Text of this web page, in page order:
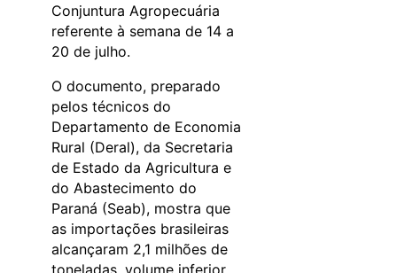
Conjuntura Agropecuária
referente à semana de 14 a
20 de julho.
O documento, preparado
pelos técnicos do
Departamento de Economia
Rural (Deral), da Secretaria
de Estado da Agricultura e
do Abastecimento do
Paraná (Seab), mostra que
as importações brasileiras
alcançaram 2,1 milhões de
toneladas, volume inferior